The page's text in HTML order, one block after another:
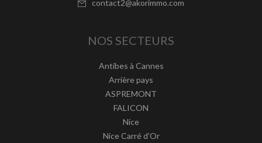
contact2@akorimmo.com
NOS SECTEURS
Antibes à Cannes
Arrière pays
ASPREMONT
FALICON
Nice
Nice Carré d'Or